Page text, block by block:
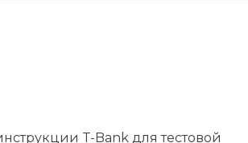
T-Bank для тестовой